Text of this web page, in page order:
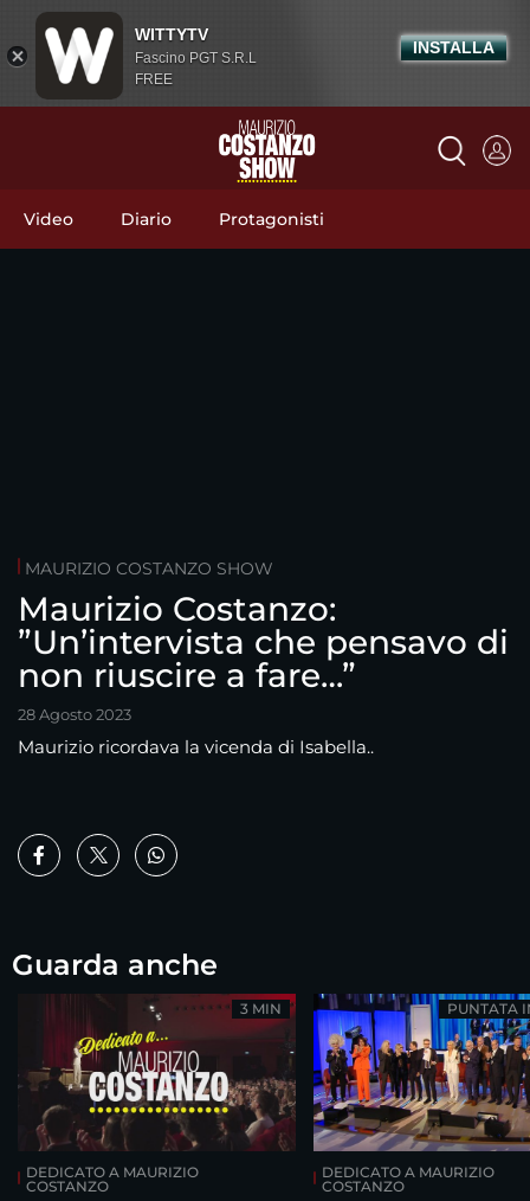
Video Diario Protagonisti
MAURIZIO COSTANZO SHOW
Maurizio Costanzo:
”Un’intervista che pensavo di
non riuscire a fare…”
28 Agosto 2023
Maurizio ricordava la vicenda di Isabella..
Guarda anche
DEDICATO A MAURIZIO
COSTANZO
3 MIN
DEDICATO A MAURIZIO
COSTANZO
PUNTATA
WITTYTV
Fascino PGT S.R.L
FREE
INSTALLA